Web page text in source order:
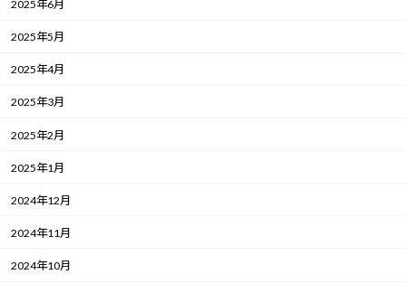
2025年6月
2025年5月
2025年4月
2025年3月
2025年2月
2025年1月
2024年12月
2024年11月
2024年10月